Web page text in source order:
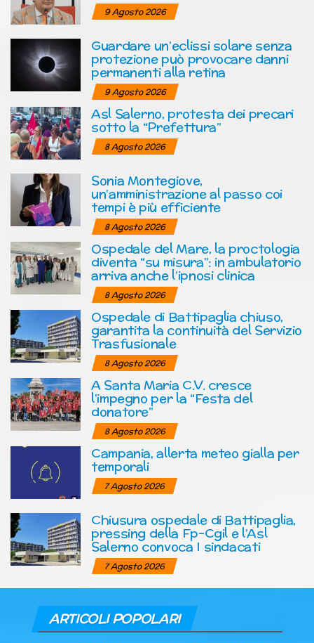
9 Agosto 2026
Guardare un’eclissi solare senza
protezione può provocare danni
permanenti alla retina
9 Agosto 2026
Asl Salerno, protesta dei precari
sotto la “Prefettura”
8 Agosto 2026
Sonia Montegiove,
un’amministrazione al passo coi
tempi è più efficiente
8 Agosto 2026
Ospedale del Mare, la proctologia
diventa “su misura”: in ambulatorio
arriva anche l’ipnosi clinica
8 Agosto 2026
Ospedale di Battipaglia chiuso,
garantita la continuità del Servizio
Trasfusionale
8 Agosto 2026
A Santa Maria C.V. cresce
l’impegno per la “Festa del
donatore”
8 Agosto 2026
Campania, allerta meteo gialla per
temporali
7 Agosto 2026
Chiusura ospedale di Battipaglia,
pressing della Fp-Cgil e l’Asl
Salerno convoca I sindacati
7 Agosto 2026
ARTICOLI POPOLARI